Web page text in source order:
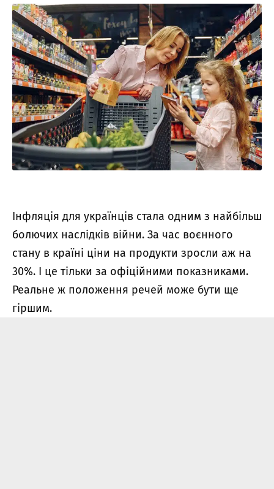
Інфляція для українців стала одним з найбільш
болючих наслідків війни. За час воєнного
стану в країні ціни на продукти зросли аж на
30%. І це тільки за офіційними показниками.
Реальне ж положення речей може бути ще
гіршим.